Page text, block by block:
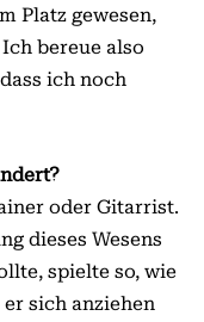
Platz gewesen,
bereue also
ich noch
oder Gitarrist.
dieses Wesens
spielte so, wie
sich anziehen